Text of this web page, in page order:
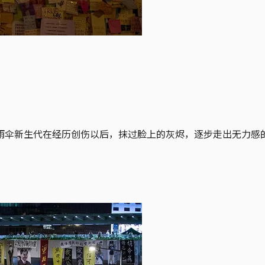
新生代在经历创伤以后，抹过脸上的灰烬，逐步走出无力感